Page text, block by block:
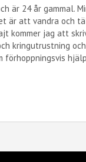
är 24 år gammal.
är att vandra och
kommer jag att
kringutrustning
förhoppningsvis